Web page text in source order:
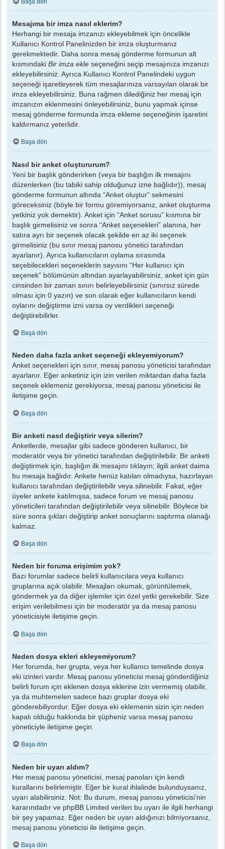
Mesajıma bir imza nasıl eklerim?
Herhangi bir mesaja imzanızı ekleyebilmek için öncelikle
Kullanıcı Kontrol Panelinizden bir imza oluşturmanız
gerekmektedir. Daha sonra mesaj gönderme formunun alt
kısmındaki Bir imza ekle seçeneğini seçip mesajınıza imzanızı
ekleyebilirsiniz. Ayrıca Kullanıcı Kontrol Panelindeki uygun
seçeneği işaretleyerek tüm mesajlarınıza varsayılan olarak bir
imza ekleyebilirsiniz. Buna rağmen dilediğiniz her mesaj için
imzanızın eklenmesini önleyebilirsiniz, bunu yapmak içinse
mesaj gönderme formunda imza ekleme seçeneğinin işaretini
kaldırmanız yeterlidir.
Başa dön
Nasıl bir anket oluştururum?
Yeni bir başlık gönderirken (veya bir başlığın ilk mesajını
düzenlerken (bu tabiki sahip olduğunuz izne bağlıdır)), mesaj
gönderme formunun altında “Anket oluştur” sekmesini
göreceksiniz (böyle bir formu göremiyorsanız, anket oluşturma
yetkiniz yok demektir). Anket için “Anket sorusu” kısmına bir
başlık girmelisiniz ve sonra “Anket seçenekleri” alanına, her
satıra ayrı bir seçenek olacak şekilde en az iki seçenek
girmelisiniz (bu sınır mesaj panosu yönetici tarafından
ayarlanır). Ayrıca kullanıcıların oylama sırasında
seçebilecekleri seçeneklerin sayısını “Her kullanıcı için
seçenek” bölümünün altından ayarlayabilirsiniz, anket için gün
cinsinden bir zaman sınırı belirleyebilirsiniz (sınırsız sürede
olması için 0 yazın) ve son olarak eğer kullanıcıların kendi
oylarını değiştirme izni varsa oy verdikleri seçeneği
değiştirebilirler.
Başa dön
Neden daha fazla anket seçeneği ekleyemiyorum?
Anket seçenekleri için sınır, mesaj panosu yöneticisi tarafından
ayarlanır. Eğer anketiniz için izin verilen miktardan daha fazla
seçenek eklemeniz gerekiyorsa, mesaj panosu yöneticisi ile
iletişime geçin.
Başa dön
Bir anketi nasıl değiştirir veya silerim?
Anketlerde, mesajlar gibi sadece gönderen kullanıcı, bir
moderatör veya bir yönetici tarafından değiştirilebilir. Bir anketi
değiştirmek için, başlığın ilk mesajını tıklayın; ilgili anket daima
bu mesaja bağlıdır. Ankete henüz katılan olmadıysa, hazırlayan
kullanıcı tarafından değiştirilebilir veya silinebilir. Fakat, eğer
üyeler ankete katılmışsa, sadece forum ve mesaj panosu
yöneticileri tarafından değiştirilebilir veya silinebilir. Böylece bir
süre sonra şıkları değiştirip anket sonuçlarını saptırma olanağı
kalmaz.
Başa dön
Neden bir foruma erişimim yok?
Bazı forumlar sadece belirli kullanıcılara veya kullanıcı
gruplarına açık olabilir. Mesajları okumak, görüntülemek,
göndermek ya da diğer işlemler için özel yetki gerekebilir. Size
erişim verilebilmesi için bir moderatör ya da mesaj panosu
yöneticisiyle iletişime geçin.
Başa dön
Neden dosya ekleri ekleyemiyorum?
Her forumda, her grupta, veya her kullanıcı temelinde dosya
eki izinleri vardır. Mesaj panosu yöneticisi mesaj gönderdiğiniz
belirli forum için eklenen dosya eklerine izin vermemiş olabilir,
ya da muhtemelen sadece bazı gruplar dosya eki
gönderebiliyordur. Eğer dosya eki eklemenin sizin için neden
kapalı olduğu hakkında bir şüpheniz varsa mesaj panosu
yöneticiyle iletişime geçin.
Başa dön
Neden bir uyarı aldım?
Her mesaj panosu yöneticisi, mesaj panoları için kendi
kurallarını belirlemiştir. Eğer bir kural ihlalinde bulunduysanız,
uyarı alabilirsiniz. Not: Bu durum, mesaj panosu yöneticisi’nin
kararındadır ve phpBB Limited verilen bu uyarı ile ilgili herhangi
bir şey yapamaz. Eğer neden bir uyarı aldığınızı bilmiyorsanız,
mesaj panosu yöneticisi ile iletişime geçin.
Başa dön